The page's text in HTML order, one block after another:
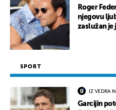
Roger
njegovu
zaslužan je
SPORT
IZ VEDRA
Garcijin